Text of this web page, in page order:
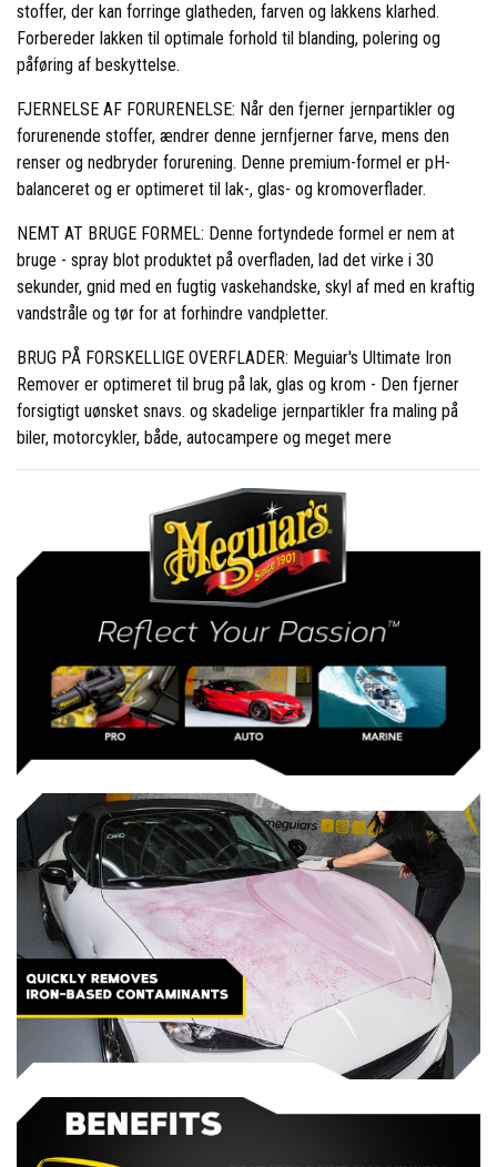
stoffer, der kan forringe glatheden, farven og lakkens klarhed.
Forbereder lakken til optimale forhold til blanding, polering og
påføring af beskyttelse.
FJERNELSE AF FORURENELSE: Når den fjerner jernpartikler og
forurenende stoffer, ændrer denne jernfjerner farve, mens den
renser og nedbryder forurening. Denne premium-formel er pH-
balanceret og er optimeret til lak-, glas- og kromoverflader.
NEMT AT BRUGE FORMEL: Denne fortyndede formel er nem at
bruge - spray blot produktet på overfladen, lad det virke i 30
sekunder, gnid med en fugtig vaskehandske, skyl af med en kraftig
vandstråle og tør for at forhindre vandpletter.
BRUG PÅ FORSKELLIGE OVERFLADER: Meguiar's Ultimate Iron
Remover er optimeret til brug på lak, glas og krom - Den fjerner
forsigtigt uønsket snavs. og skadelige jernpartikler fra maling på
biler, motorcykler, både, autocampere og meget mere